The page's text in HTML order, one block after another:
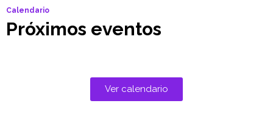
Calendario
Próximos eventos
Ver calendario